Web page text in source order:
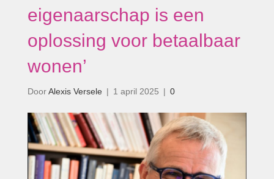
eigenaarschap is een
oplossing voor betaalbaar
wonen’
DoorAlexis Versele | 1 april 2025 | 0